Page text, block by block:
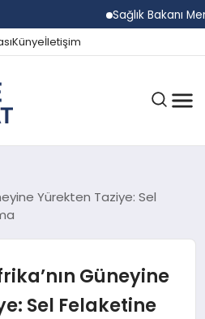
Sağlık Bakanı
Künyeİletişim
Yürekten Taziye: Sel
Güneyine
Sel Felaketine